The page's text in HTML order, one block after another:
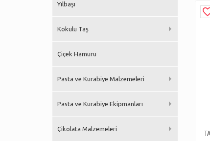
Yılbaşı
Kokulu Taş
Çiçek Hamuru
Pasta ve Kurabiye Malzemeleri
Pasta ve Kurabiye Ekipmanları
Çikolata Malzemeleri